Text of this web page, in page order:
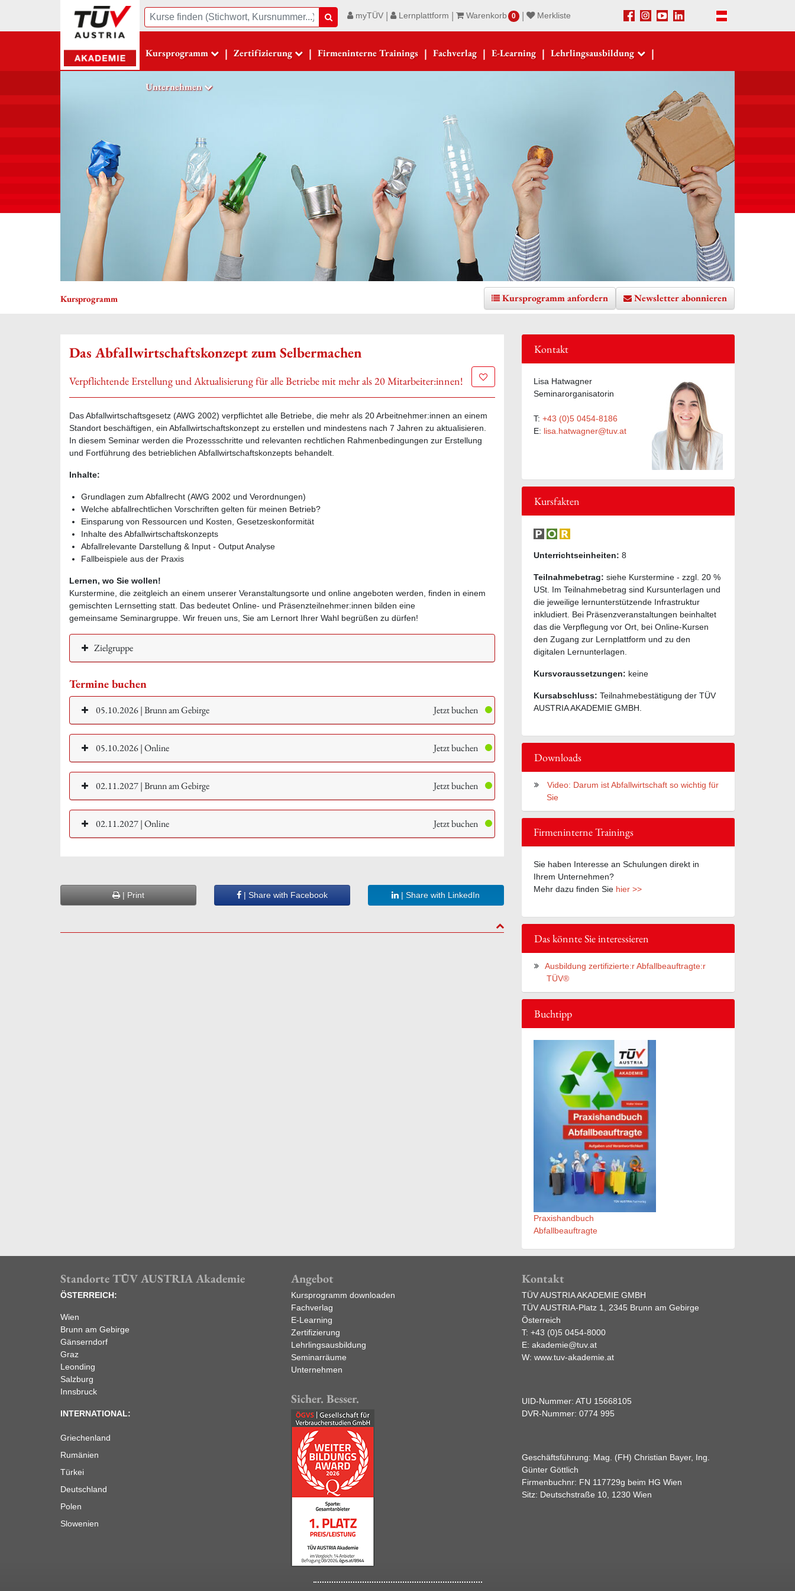
Suche SuchemyTÜV | Lernplattform | Warenkorb 0 | Merkliste Facebook
Instagram
YoutubeLinkedIn Deutsch
Kursprogramm | Zertifizierung | Firmeninterne Trainings | Fachverlag | E-Learning | Lehrlingsausbildung |
Unternehmen
Kursprogramm Kursprogramm anfordern Newsletter abonnieren
Das Abfallwirtschaftskonzept zum Selbermachen
Verpflichtende Erstellung und Aktualisierung für alle Betriebe mit mehr als 20 Mitarbeiter:innen! Zur Merkliste hinzufügen
Das Abfallwirtschaftsgesetz (AWG 2002) verpflichtet alle Betriebe, die mehr als 20 Arbeitnehmer:innen an einem
Standort beschäftigen, ein Abfallwirtschaftskonzept zu erstellen und mindestens nach 7 Jahren zu aktualisieren.
In diesem Seminar werden die Prozessschritte und relevanten rechtlichen Rahmenbedingungen zur Erstellung
und Fortführung des betrieblichen Abfallwirtschaftskonzepts behandelt.
Inhalte:
Grundlagen zum Abfallrecht (AWG 2002 und Verordnungen)
Welche abfallrechtlichen Vorschriften gelten für meinen Betrieb?
Einsparung von Ressourcen und Kosten, Gesetzeskonformität
Inhalte des Abfallwirtschaftskonzepts
Abfallrelevante Darstellung & Input - Output Analyse
Fallbeispiele aus der Praxis
Lernen, wo Sie wollen!
Kurstermine, die zeitgleich an einem unserer Veranstaltungsorte und online angeboten werden, finden in einem
gemischten Lernsetting statt. Das bedeutet Online- und Präsenzteilnehmer:innen bilden eine
gemeinsame Seminargruppe. Wir freuen uns, Sie am Lernort Ihrer Wahl begrüßen zu dürfen!
Zielgruppe
Termine buchen
05.10.2026 | Brunn am Gebirge Jetzt buchen
05.10.2026 | Online Jetzt buchen
02.11.2027 | Brunn am Gebirge Jetzt buchen
02.11.2027 | Online Jetzt buchen
| Print | Share with Facebook | Share with LinkedIn
to top
Kontakt
Lisa Hatwagner
Seminarorganisatorin
T: +43 (0)5 0454-8186
E: lisa.hatwagner@tuv.at
Kursfakten
Unterrichtseinheiten: 8
Teilnahmebetrag: siehe Kurstermine - zzgl. 20 %
USt. Im Teilnahmebetrag sind Kursunterlagen und
die jeweilige lernunterstützende Infrastruktur
inkludiert. Bei Präsenzveranstaltungen beinhaltet
das die Verpflegung vor Ort, bei Online-Kursen
den Zugang zur Lernplattform und zu den
digitalen Lernunterlagen.
Kursvoraussetzungen: keine
Kursabschluss: Teilnahmebestätigung der TÜV
AUSTRIA AKADEMIE GMBH.
Downloads
Video: Darum ist Abfallwirtschaft so wichtig für
Sie
Firmeninterne Trainings
Sie haben Interesse an Schulungen direkt in
Ihrem Unternehmen?
Mehr dazu finden Sie hier >>
Das könnte Sie interessieren
Ausbildung zertifizierte:r Abfallbeauftragte:r
TÜV®
Buchtipp
Praxishandbuch
Abfallbeauftragte
Standorte TÜV AUSTRIA Akademie
ÖSTERREICH:
Wien
Brunn am Gebirge
Gänserndorf
Graz
Leonding
Salzburg
Innsbruck
INTERNATIONAL:
Griechenland
Rumänien
Türkei
Deutschland
Polen
Slowenien
Angebot
Kursprogramm downloaden
Fachverlag
E-Learning
Zertifizierung
Lehrlingsausbildung
Seminarräume
Unternehmen
Sicher. Besser.
Kontakt
TÜV AUSTRIA AKADEMIE GMBH
TÜV AUSTRIA-Platz 1, 2345 Brunn am Gebirge
Österreich
T: +43 (0)5 0454-8000
E: akademie@tuv.at
W: www.tuv-akademie.at
UID-Nummer: ATU 15668105
DVR-Nummer: 0774 995
Geschäftsführung: Mag. (FH) Christian Bayer, Ing.
Günter Göttlich
Firmenbuchnr: FN 117729g beim HG Wien
Sitz: Deutschstraße 10, 1230 Wien